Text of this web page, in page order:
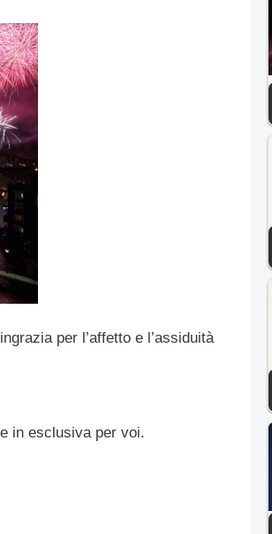
per l’affetto e l’assiduità
in esclusiva per voi.